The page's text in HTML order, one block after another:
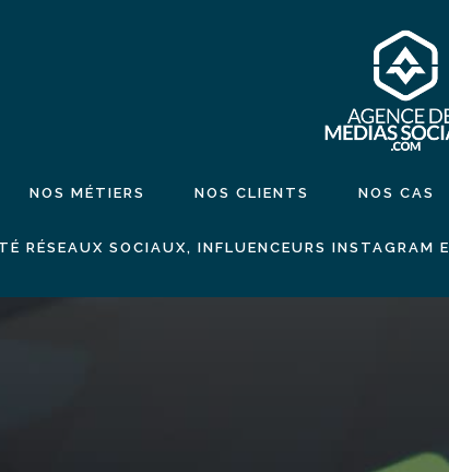
NOS MÉTIERS NOS CLIENTS NOS CAS
RÉSEAUX SOCIAUX, INFLUENCEURS INSTAGRAM